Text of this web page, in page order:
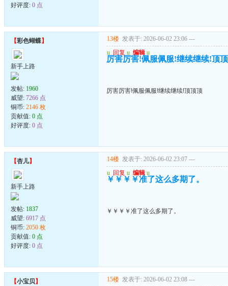
好评度: 0 点
【彩色蝴蝶】
新手上路
发帖: 1960
威望: 7266 点
铜币: 2146 枚
贡献值: 0 点
好评度: 0 点
13楼 发表于: 2026-06-02 23:06 ---
u 回复 u 编辑 u
厉害厉害!佩服佩服!继续继续!顶
厉害厉害!佩服佩服!继续继续!顶顶顶
【杏儿】
新手上路
发帖: 1837
威望: 6917 点
铜币: 2050 枚
贡献值: 0 点
好评度: 0 点
14楼 发表于: 2026-06-02 23:07 ---
u 回复 u 编辑 u
￥￥￥￥准了这么多期了。
￥￥￥￥准了这么多期了。
【小宝贝】 15楼 发表于: 2026-06-02 23:08 ---